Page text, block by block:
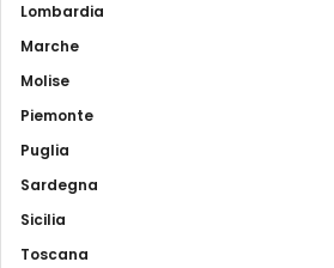
Lombardia
Marche
Molise
Piemonte
Puglia
Sardegna
Sicilia
Toscana